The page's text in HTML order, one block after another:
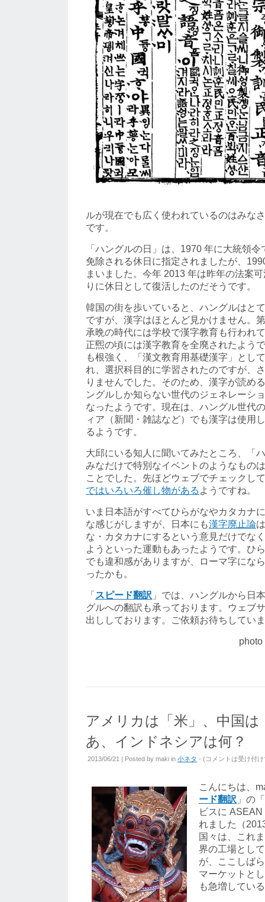
ルが現在でも広く使われているのはみな
です。
「ハングルの日」は、1970 年に大統領
免除される休日に指定されましたが、
まいました。今年 2013 年は昨年の法案
りに休日として復活したのだそうです。
韓国の街を歩いていると、ハングルはと
ですが、漢字はほとんど見かけません。
承晩の時代には学校で漢字教育も行われ
正煕の頃には漢字教育を全廃されたよう
も根強く、「漢文教育用基礎漢字」とし
れ、選択科目的に学習されたのですが、
りませんでした。そのため、漢字が読め
ングルしか知らない世代のジェネレーシ
なったようです。現在は、ハングル世代
ィア（新聞・雑誌など）でも漢字は使用
るようです。
大邱にいる知人に聞いてみたところ、「
みなだけで特別なイベントのようなもの
ことでした。先ほどウェブでチェックし
ではいろいろ催し物がある ようですね。
いま日本語がすべてひらがなやカタカナ
な感じがしますが、日本にも漢字廃止論
な・カタカナにするという意見だけでな
ようといった運動もあったようです。ひ
でも違和感がありますが、ローマ字にな
ったかも。
「 スピード翻訳 」では、ハングルから日
グルへの翻訳も承っております。ウェブ
出ししております。ご依頼お待ちしてい
アメリカは「米」、中国は
あ、インドネシアは何？
2013/06/21 | Posted by maki in 小ネタ - (コメントは受け付
こんにちは、
ード翻訳 」の「
ビスに
れました（
国々は、これ
界の工場とし
が、ここしば
マーケットと
も急増してい